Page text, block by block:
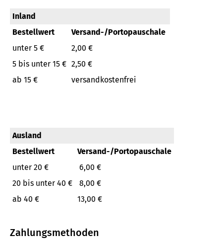
Inland
Bestellwert
Versand-/Portopauschale
unter 5 €
2,00 €
5 bis unter 15 € 2,50 €
ab 15 €
versandkostenfrei
Ausland
Bestellwert
Versand-/Portopauschale
unter 20 €
6,00 €
20 bis unter 40 €
8,00 €
ab 40 €
13,00 €
Zahlungsmethoden